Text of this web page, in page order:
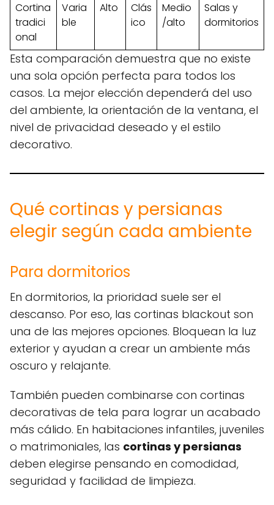
Cortina
tradici
onal
Varia
ble
Alto
Clás
ico
Medio
/alto
Salas y
dormitorios
Esta comparación demuestra que no existe
una sola opción perfecta para todos los
casos. La mejor elección dependerá del uso
del ambiente, la orientación de la ventana, el
nivel de privacidad deseado y el estilo
decorativo.
Qué cortinas y persianas
elegir según cada ambiente
Para dormitorios
En dormitorios, la prioridad suele ser el
descanso. Por eso, las cortinas blackout son
una de las mejores opciones. Bloquean la luz
exterior y ayudan a crear un ambiente más
oscuro y relajante.
También pueden combinarse con cortinas
decorativas de tela para lograr un acabado
más cálido. En habitaciones infantiles, juveniles
o matrimoniales, las cortinas y persianas
deben elegirse pensando en comodidad,
seguridad y facilidad de limpieza.